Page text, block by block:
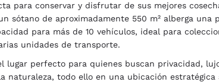
para conservar y disfrutar de sus mejores
sótano de aproximadamente 550 m² alberga una
para más de 10 vehículos, ideal para
unidades de transporte.
lugar perfecto para quienes buscan privacidad,
naturaleza, todo ello en una ubicación estratégica